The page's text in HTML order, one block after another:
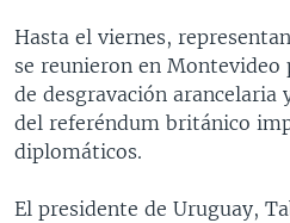
Hasta el viernes,
se reunieron en Montevideo
de desgravación
del referéndum británico
diplomáticos.
El presidente de Uruguay,